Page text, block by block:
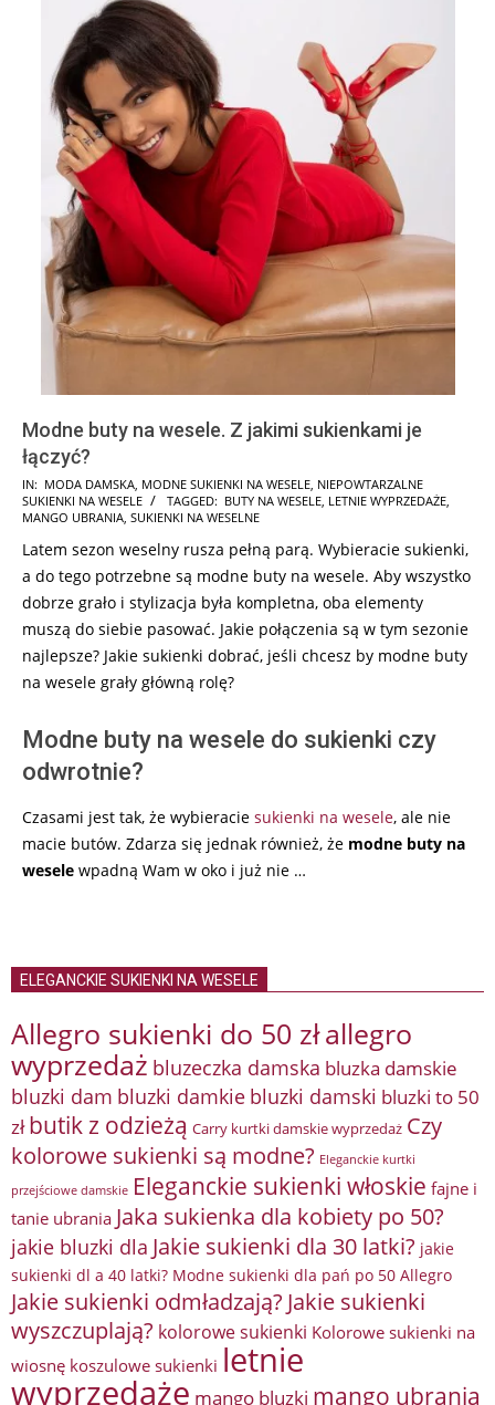
Modne buty na wesele. Z jakimi sukienkami je
łączyć?
2024-
04-
IN: MODA DAMSKA MODNE SUKIENKI NA WESELE NIEPOWTARZALNE
SUKIENKI NA WESELE
TAGGED: BUTY NA WESELE LETNIE WYPRZEDAŻE
MANGO UBRANIA SUKIENKI NA WESELNE
Latem sezon weselny rusza pełną parą. Wybieracie sukienki,
a do tego potrzebne są modne buty na wesele. Aby wszystko
dobrze grało i stylizacja była kompletna, oba elementy
muszą do siebie pasować. Jakie połączenia są w tym sezonie
najlepsze? Jakie sukienki dobrać, jeśli chcesz by modne buty
na wesele grały główną rolę?
Modne buty na wesele do sukienki czy
odwrotnie?
Czasami jest tak, że wybieracie sukienki na wesele, ale nie
macie butów. Zdarza się jednak również, że modne buty na
wesele wpadną Wam w oko i już nie …
ELEGANCKIE SUKIENKI NA WESELE
Allegro sukienki do 50 złallegro
wyprzedaż bluzeczka damska bluzka damskie
bluzki dam bluzki damkie bluzki damski bluzki to 50
zł butik z odzieżą Carry kurtki damskie wyprzedaż Czy
kolorowe sukienki są modne? Eleganckie kurtki
przejściowe damskie Eleganckie sukienki włoskie fajne i
tanie ubrania Jaka sukienka dla kobiety po 50?
jakie bluzki dla Jakie sukienki dla 30 latki? jakie
sukienki dl a 40 latki? Modne sukienki dla pań po 50 Allegro
Jakie sukienki odmładzają? Jakie sukienki
wyszczuplają? kolorowe sukienki Kolorowe sukienki na
wiosnę koszulowe sukienki letnie
wyprzedaże mango bluzki mango ubrania